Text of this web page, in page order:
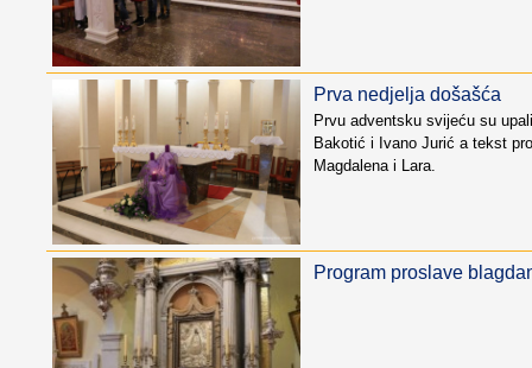
Prva nedjelja došašća
Prvu adventsku svijeću su
Bakotić i Ivano Jurić a tekst
Magdalena i Lara.
Program proslave